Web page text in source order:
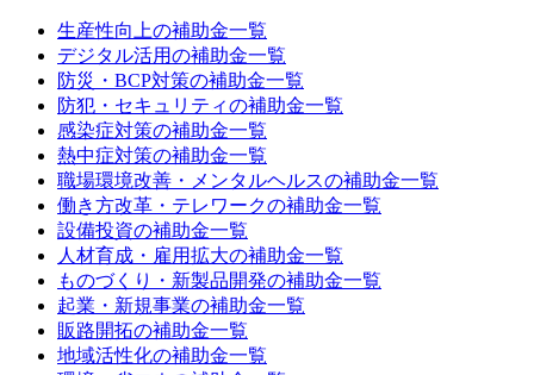
生産性向上の補助金一覧
デジタル活用の補助金一覧
防災・BCP対策の補助金一覧
防犯・セキュリティの補助金一覧
感染症対策の補助金一覧
熱中症対策の補助金一覧
職場環境改善・メンタルヘルスの補助金一覧
働き方改革・テレワークの補助金一覧
設備投資の補助金一覧
人材育成・雇用拡大の補助金一覧
ものづくり・新製品開発の補助金一覧
起業・新規事業の補助金一覧
販路開拓の補助金一覧
地域活性化の補助金一覧